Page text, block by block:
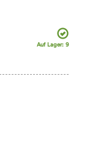
Auf Lager: 9